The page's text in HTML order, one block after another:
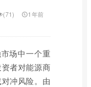
(71) 1年前
场中一个重
者对能源商
冲风险。由